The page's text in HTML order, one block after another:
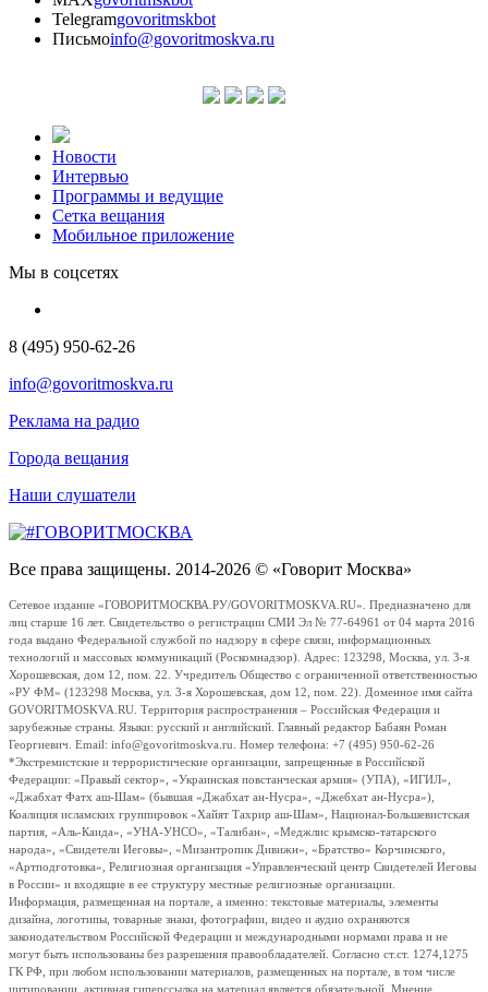
Telegramgovoritmskbot
Письмоinfo@govoritmoskva.ru
Новости
Интервью
Программы и ведущие
Сетка вещания
Мобильное приложение
Мы в соцсетях
8 (495) 950-62-26
info@govoritmoskva.ru
Реклама на радио
Города вещания
Наши слушатели
Все права защищены. 2014-2026 © «Говорит Москва»
Сетевое издание «ГОВОРИТМОСКВА.РУ/GOVORITMOSKVA.RU». Предназначено для
лиц старше 16 лет. Свидетельство о регистрации СМИ Эл № 77-64961 от 04 марта 2016
года выдано Федеральной службой по надзору в сфере связи, информационных
технологий и массовых коммуникаций (Роскомнадзор). Адрес: 123298, Москва, ул. 3-я
Хорошевская, дом 12, пом. 22. Учредитель Общество с ограниченной ответственностью
«РУ ФМ» (123298 Москва, ул. 3-я Хорошевская, дом 12, пом. 22). Доменное имя сайта
GOVORITMOSKVA.RU. Территория распространения – Российская Федерация и
зарубежные страны. Языки: русский и английский. Главный редактор Бабаян Роман
Георгиевич. Email: info@govoritmoskva.ru. Номер телефона: +7 (495) 950-62-26
*Экстремистские и террористические организации, запрещенные в Российской
Федерации: «Правый сектор», «Украинская повстанческая армия» (УПА), «ИГИЛ»,
«Джабхат Фатх аш-Шам» (бывшая «Джабхат ан-Нусра», «Джебхат ан-Нусра»),
Коалиция исламских группировок «Хайят Тахрир аш-Шам», Национал-Большевистская
партия, «Аль-Каида», «УНА-УНСО», «Талибан», «Меджлис крымско-татарского
народа», «Свидетели Иеговы», «Мизантропик Дивижн», «Братство» Корчинского,
«Артподготовка», Религиозная организация «Управленческий центр Свидетелей Иеговы
в России» и входящие в ее структуру местные религиозные организации.
Информация, размещенная на портале, а именно: текстовые материалы, элементы
дизайна, логотипы, товарные знаки, фотографии, видео и аудио охраняются
законодательством Российской Федерации и международными нормами права и не
могут быть использованы без разрешения правообладателей. Согласно ст.ст. 1274,1275
ГК РФ, при любом использовании материалов, размещенных на портале, в том числе
цитировании, активная гиперссылка на материал является обязательной. Мнение